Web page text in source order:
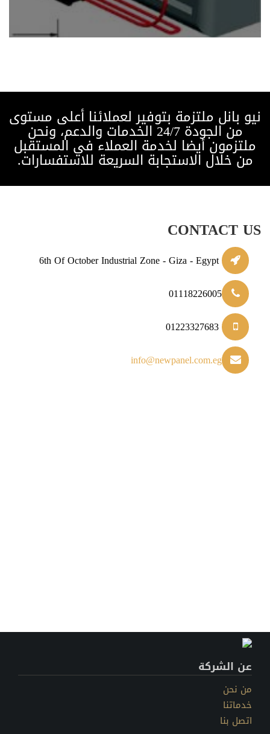
نيو بانل ملتزمة بتوفير لعملائنا أعلى مستوى
من الجودة 24/7 الخدمات والدعم، ونحن
ملتزمون أيضا لخدمة العملاء في المستقبل
من خلال الاستجابة السريعة للاستفسارات.
CONTACT US
6th Of October Industrial Zone - Giza - Egypt
01118226005
info@newpanel.com.eg
عن الشركة
من نحن
خدماتنا
اتصل بنا